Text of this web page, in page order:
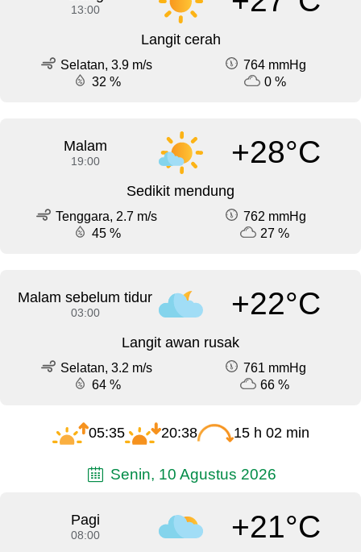
13:00
Langit cerah
Selatan, 3.9 m/s
764 mmHg
32 %
0 %
Malam
19:00 +28°C
Sedikit mendung
Tenggara, 2.7 m/s
762 mmHg
45 %
27 %
Malam sebelum tidur
03:00 +22°C
Langit awan rusak
Selatan, 3.2 m/s
761 mmHg
64 %
66 %
05:35 20:38 15 h 02 min
Senin, 10 Agustus 2026
Pagi
08:00 +21°C